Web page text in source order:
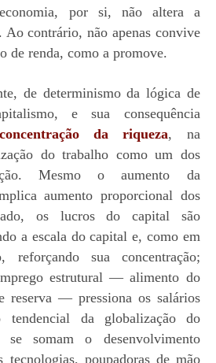
por si, não altera a
Ao contrário, não apenas convive
de renda, como a promove.
de determinismo da lógica de
e sua consequência
concentração da riqueza, na
do trabalho como um dos
Mesmo o aumento da
aumento proporcional dos
os lucros do capital são
a escala do capital e, como em
sua concentração;
estrutural — alimento do
reserva — pressiona os salários
tendencial da
globalização
do
somam o desenvolvimento
poupadoras de mão